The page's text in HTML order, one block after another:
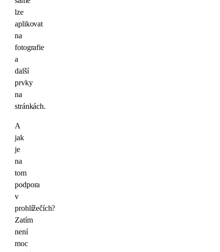
lze
aplikovat
na
fotografie
a
další
prvky
na
stránkách.
A
jak
je
na
tom
podpora
v
prohlížečích?
Zatím
není
moc